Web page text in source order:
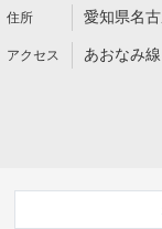
愛知県名
あおなみ